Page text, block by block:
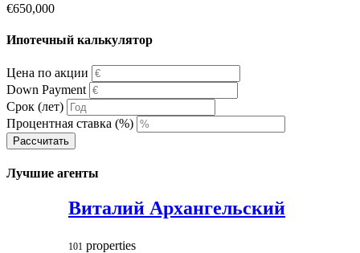
€650,000
Ипотечный калькулятор
Цена по акции
Down Payment
Срок (лет)
Процентная ставка (%)
Рассчитать
Лучшие агенты
Виталий Архангельский
101 properties